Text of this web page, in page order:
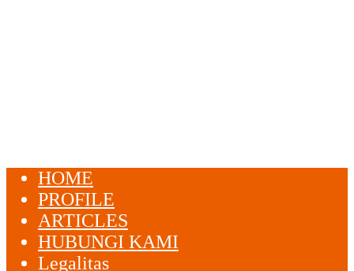
HOME
PROFILE
ARTICLES
HUBUNGI KAMI
Legalitas